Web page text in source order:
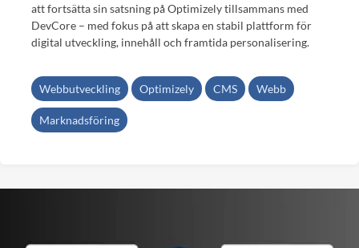
att fortsätta sin satsning på Optimizely tillsammans med
DevCore – med fokus på att skapa en stabil plattform för
digital utveckling, innehåll och framtida personalisering.
Webbutveckling Optimizely CMS Webb
Marknadsföring